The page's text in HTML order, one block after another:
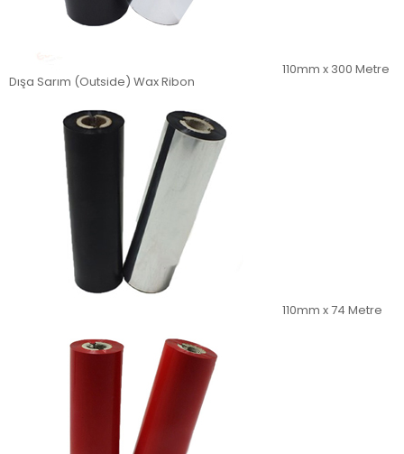
110mm x 300 Metre
Dışa Sarım (Outside) Wax Ribon
110mm x 74 Metre